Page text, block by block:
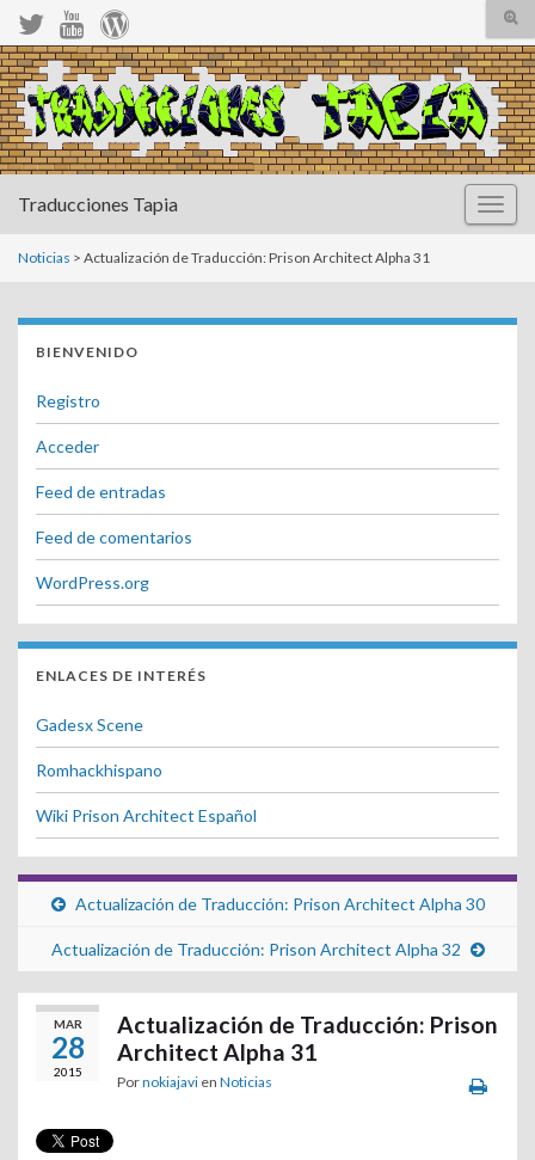
de
Search for:
Traducciones Tapia
Noticias > Actualización de Traducción: Prison Architect Alpha 31
BIENVENIDO
Registro
Acceder
Feed de entradas
Feed de comentarios
WordPress.org
ENLACES DE INTERÉS
Gadesx Scene
Romhackhispano
Wiki Prison Architect Español
Actualización de Traducción: Prison Architect Alpha 30
Actualización de Traducción: Prison Architect Alpha 32
MAR
28
2015
Actualización de Traducción: Prison
Architect Alpha 31
Pornokiajavi en Noticias